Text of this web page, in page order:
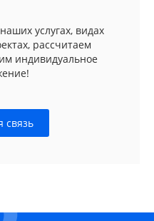
услугах, видах
рассчитаем
индивидуальное
связь